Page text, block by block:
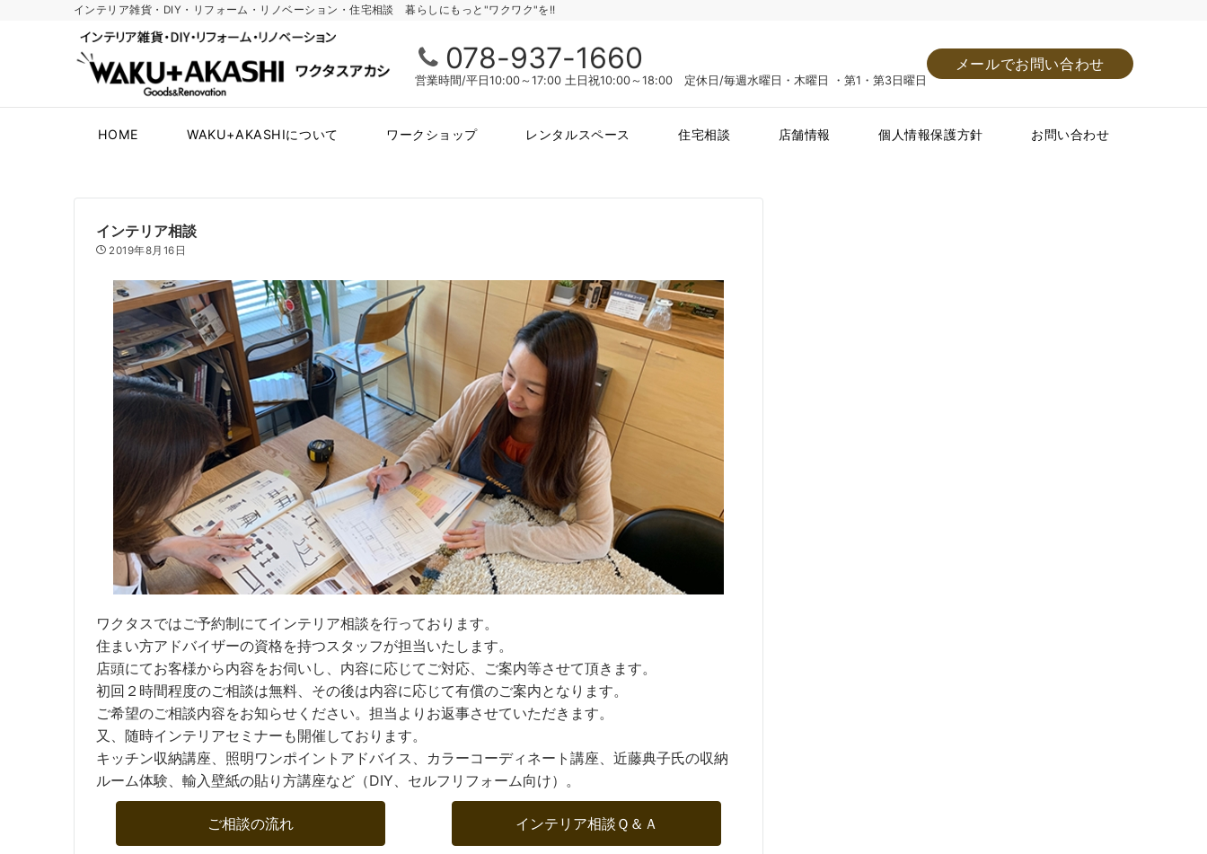
インテリア雑貨・DIY・リフォーム・リノベーション・住宅相談 暮らしにもっと"ワクワク"を!!
078-937-1660
営業時間/平日10:00～17:00 土日祝10:00～18:00 定休日/毎週水曜日・木曜日 ・第1・第3日曜日
メールでお問い合わせ
HOME WAKU+AKASHIについて ワークショップ レンタルスペース 住宅相談 店舗情報 個人情報保護方針 お問い合わせ
インテリア相談
2019年8月16日
ワクタスではご予約制にてインテリア相談を行っております。
住まい方アドバイザーの資格を持つスタッフが担当いたします。
店頭にてお客様から内容をお伺いし、内容に応じてご対応、ご案内等させて頂きます。
初回２時間程度のご相談は無料、その後は内容に応じて有償のご案内となります。
ご希望のご相談内容をお知らせください。担当よりお返事させていただきます。
又、随時インテリアセミナーも開催しております。
キッチン収納講座、照明ワンポイントアドバイス、カラーコーディネート講座、近藤典子氏の収納
ルーム体験、輸入壁紙の貼り方講座など（DIY、セルフリフォーム向け）。
ご相談の流れ インテリア相談Ｑ＆Ａ